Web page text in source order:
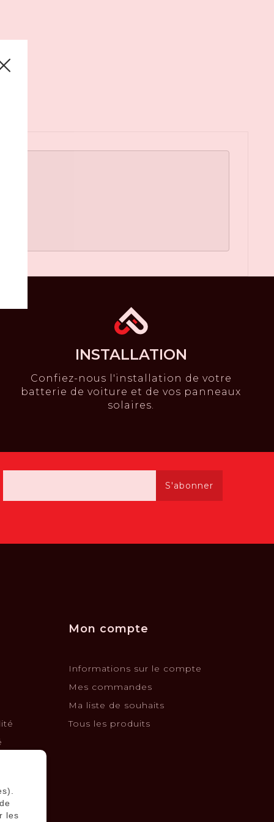
INSTALLATION
Confiez-nous l'installation de votre
batterie de voiture et de vos panneaux
solaires.
S'abonner
Mon compte
Informations sur le compte
Mes commandes
Ma liste de souhaits
Tous les produits
les